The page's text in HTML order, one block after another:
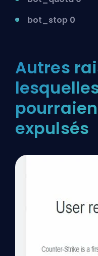
bot_stop 0
Autres
expulsés